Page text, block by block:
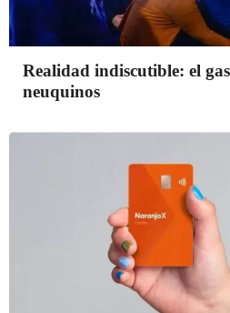
Realidad indiscutible: el
neuquinos